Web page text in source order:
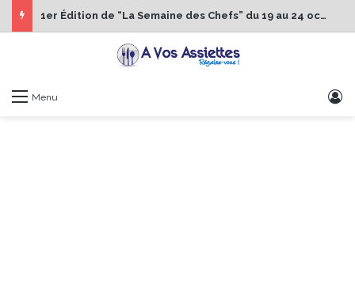
1er Édition de “La Semaine des Chefs” du 19 au 24 octobre 2026
Menu